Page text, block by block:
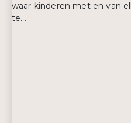
waar kinderen met en van
te...